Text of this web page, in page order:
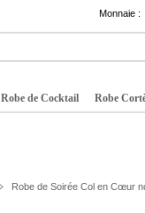
Monnaie :
Robe de Cocktail Robe
Robe de Soirée Col en Cœur